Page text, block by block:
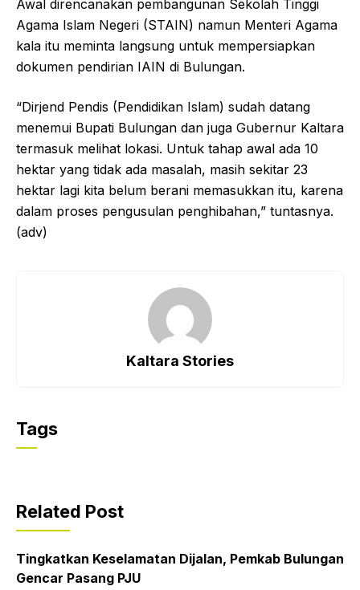
Awal direncanakan pembangunan Sekolah Tinggi
Agama Islam Negeri (STAIN) namun Menteri Agama
kala itu meminta langsung untuk mempersiapkan
dokumen pendirian IAIN di Bulungan.
“Dirjend Pendis (Pendidikan Islam) sudah datang
menemui Bupati Bulungan dan juga Gubernur Kaltara
termasuk melihat lokasi. Untuk tahap awal ada 10
hektar yang tidak ada masalah, masih sekitar 23
hektar lagi kita belum berani memasukkan itu, karena
dalam proses pengusulan penghibahan,” tuntasnya.
(adv)
Kaltara Stories
Tags
Related Post
Tingkatkan Keselamatan Dijalan, Pemkab Bulungan
Gencar Pasang PJU